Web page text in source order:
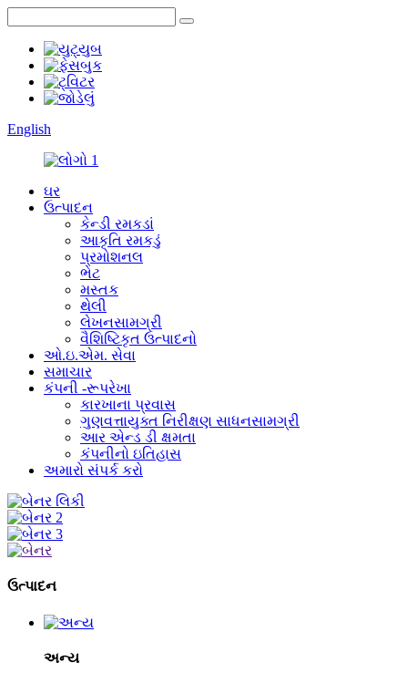
English
ઘર
ઉત્પાદન
કેન્ડી રમકડાં
આકૃતિ રમકડું
પ્રમોશનલ
ભેટ
મસ્તક
થેલી
લેખનસામગ્રી
વૈશિષ્ટિકૃત ઉત્પાદનો
ઓ.ઇ.એમ. સેવા
સમાચાર
કંપની -રૂપરેખા
કારખાના પ્રવાસ
ગુણવત્તાયુક્ત નિરીક્ષણ સાધનસામગ્રી
આર એન્ડ ડી ક્ષમતા
કંપનીનો ઇતિહાસ
અમારો સંપર્ક કરો
ઉત્પાદન
અન્ય